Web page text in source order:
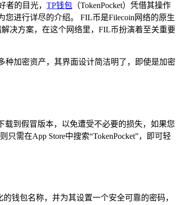
的目光， TP钱包 （TokenPocket）凭借其操作
您进行详尽的介绍。 FIL币是Filecoin网络的原生
决方案，在这个网络里，FIL币扮演着至关重要
加密资产，其界面设计简洁明了，即使是加密
到假冒版本，以免遭受不必要的损失，如果您
需在App Store中搜索“TokenPocket”，即可轻
钱包名称，并为其设置一个安全可靠的密码，